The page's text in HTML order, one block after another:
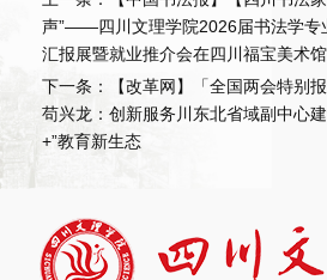
声”——四川文理学院2026届书法学专
汇报展暨就业推介会在四川福宝美术
下一条：【改革网】「全国两会特别
苟兴龙：创新服务川东北省域副中心
+”教育新生态